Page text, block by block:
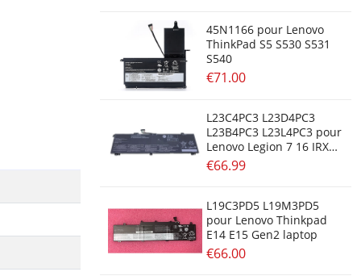
45N1166 pour Lenovo
ThinkPad S5 S530 S531
S540
€71.00
L23C4PC3 L23D4PC3
L23B4PC3 L23L4PC3 pour
Lenovo Legion 7 16 IRX
G9
€66.99
L19C3PD5 L19M3PD5
pour Lenovo Thinkpad
E14 E15 Gen2 laptop
€66.00